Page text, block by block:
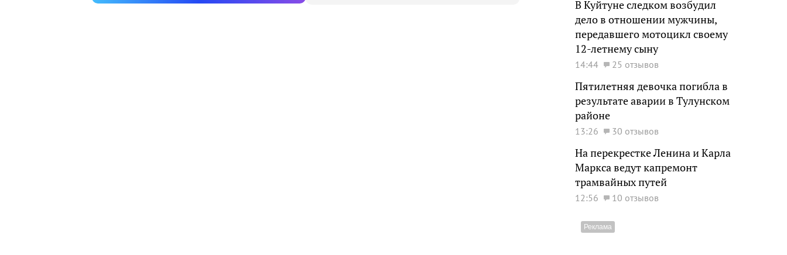
В Куйтуне следком возбудил
дело в отношении мужчины,
передавшего мотоцикл своему
12-летнему сыну
14:44 25 отзывов
Пятилетняя девочка погибла в
результате аварии в Тулунском
районе
13:26 30 отзывов
На перекрестке Ленина и Карла
Маркса ведут капремонт
трамвайных путей
12:56 10 отзывов